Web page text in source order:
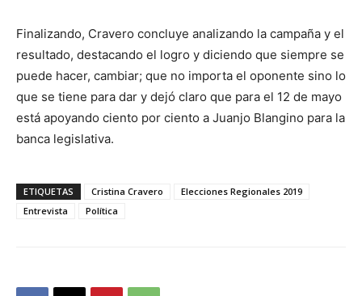
Finalizando, Cravero concluye analizando la campaña y el
resultado, destacando el logro y diciendo que siempre se
puede hacer, cambiar; que no importa el oponente sino lo
que se tiene para dar y dejó claro que para el 12 de mayo
está apoyando ciento por ciento a Juanjo Blangino para la
banca legislativa.
ETIQUETAS Cristina Cravero
Elecciones Regionales 2019
Entrevista
Política